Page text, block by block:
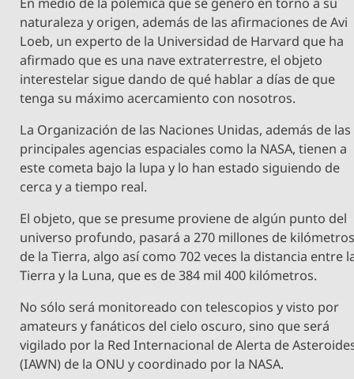
naturaleza y origen, además de las afirmaciones de Avi
Loeb, un experto de la Universidad de Harvard que ha
afirmado que es una nave extraterrestre, el objeto
interestelar sigue dando de qué hablar a días de que
tenga su máximo acercamiento con nosotros.
La Organización de las Naciones Unidas, además de las
principales agencias espaciales como la NASA, tienen a
este cometa bajo la lupa y lo han estado siguiendo de
cerca y a tiempo real.
El objeto, que se presume proviene de algún punto del
universo profundo, pasará a 270 millones de
de la Tierra, algo así como 702 veces la distancia entre
Tierra y la Luna, que es de 384 mil 400 kilómetros.
No sólo será monitoreado con telescopios y visto por
amateurs y fanáticos del cielo oscuro, sino que será
vigilado por la Red Internacional de Alerta de
(IAWN) de la ONU y coordinado por la NASA.